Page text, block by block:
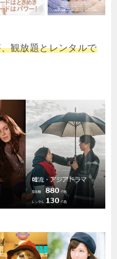
観放題とレンタルで